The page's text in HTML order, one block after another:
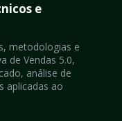
e
metodologias e
de Vendas 5.0,
análise de
aplicadas ao